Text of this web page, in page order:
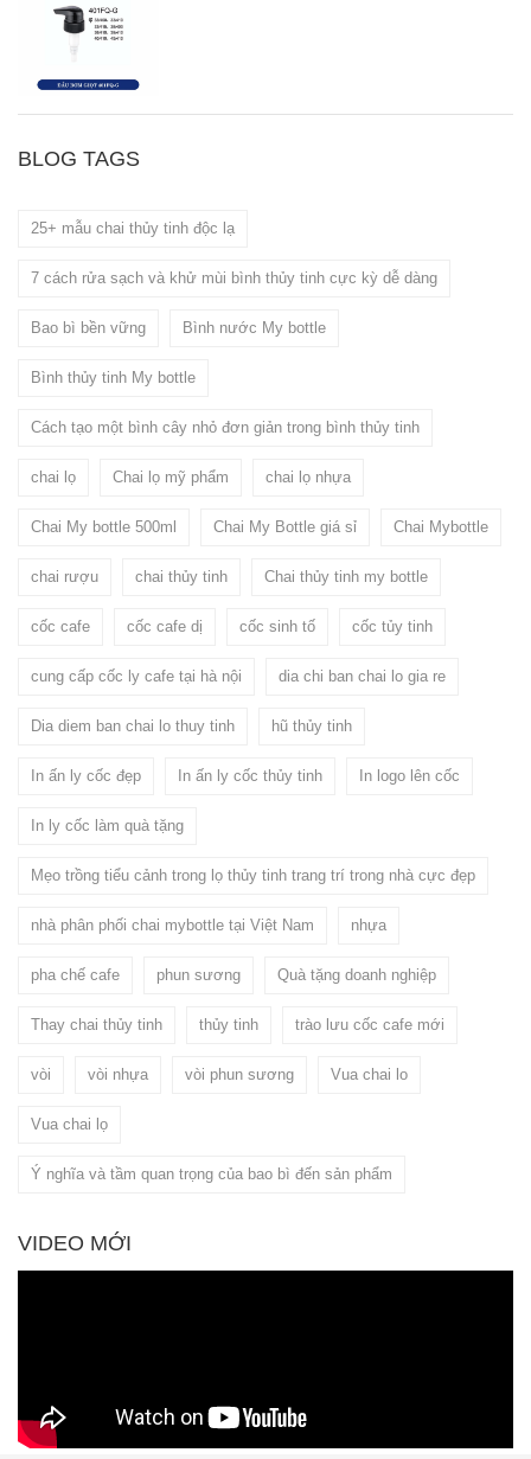
BLOG TAGS
25+ mẫu chai thủy tinh độc lạ
7 cách rửa sạch và khử mùi bình thủy tinh cực kỳ dễ dàng
Bao bì bền vững Bình nước My bottle
Bình thủy tinh My bottle
Cách tạo một bình cây nhỏ đơn giản trong bình thủy tinh
chai lọ Chai lọ mỹ phẩm chai lọ nhựa
Chai My bottle 500ml Chai My Bottle giá sỉ Chai Mybottle
chai rượu chai thủy tinh Chai thủy tinh my bottle
cốc cafe cốc cafe dị cốc sinh tố cốc tủy tinh
cung cấp cốc ly cafe tại hà nội dia chi ban chai lo gia re
Dia diem ban chai lo thuy tinh hũ thủy tinh
In ấn ly cốc đẹp In ấn ly cốc thủy tinh In logo lên cốc
In ly cốc làm quà tặng
Mẹo trồng tiểu cảnh trong lọ thủy tinh trang trí trong nhà cực đẹp
nhà phân phối chai mybottle tại Việt Nam nhựa
pha chế cafe phun sương Quà tặng doanh nghiệp
Thay chai thủy tinh thủy tinh trào lưu cốc cafe mới
vòi vòi nhựa vòi phun sương Vua chai lo
Vua chai lọ
Ý nghĩa và tầm quan trọng của bao bì đến sản phẩm
VIDEO MỚI